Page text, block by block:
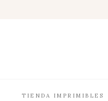
TIENDA IMPRIMIBLES